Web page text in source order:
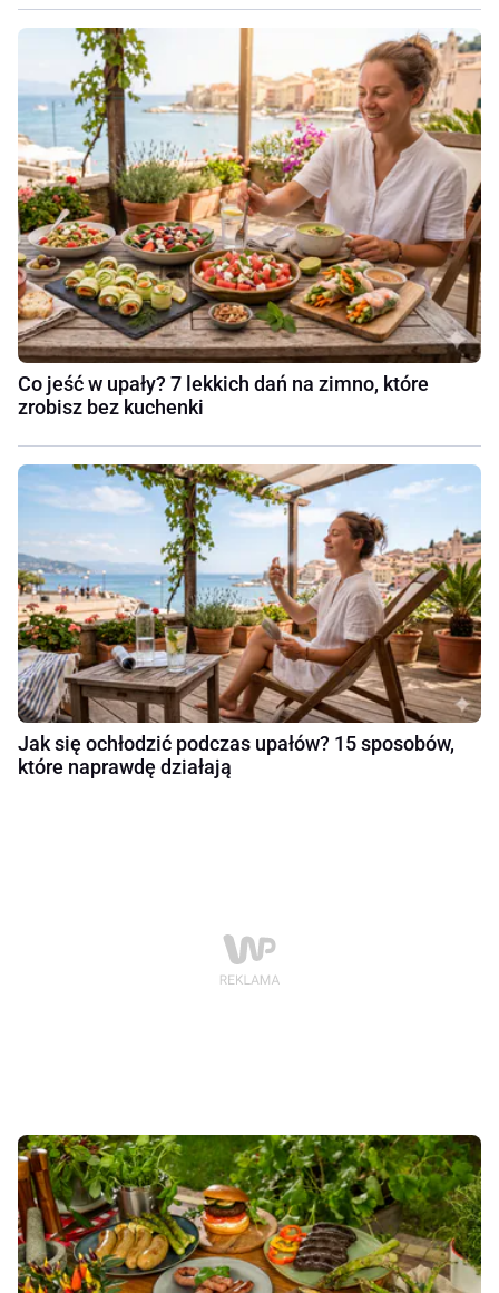
Co jeść w upały? 7 lekkich dań na zimno, które
zrobisz bez kuchenki
Jak się ochłodzić podczas upałów? 15 sposobów,
które naprawdę działają